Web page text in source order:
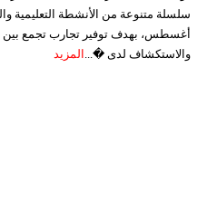
سلسلة متنوعة من الأنشطة التعليمية
أغسطس، بهدف توفير تجارب تجمع بين
والاستكشاف لدى �... المزيد